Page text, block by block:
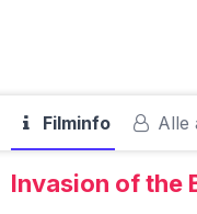
Filminfo Alle
Invasion of the